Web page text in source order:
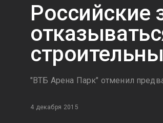
Российские
"ВТБ Арена Парк" отменил
4 декабря 2015